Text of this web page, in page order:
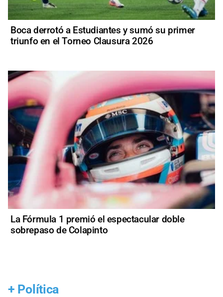
Boca derrotó a Estudiantes y sumó su primer
triunfo en el Torneo Clausura 2026
La Fórmula 1 premió el espectacular doble
sobrepaso de Colapinto
+ Política